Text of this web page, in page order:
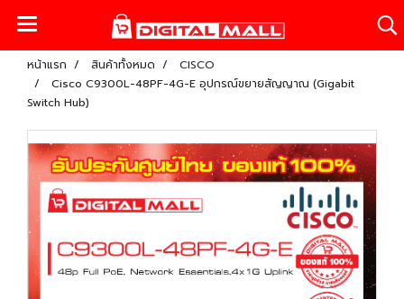
หน้าแรก สินค้าทั้งหมด
CISCO
Cisco C9300L-48PF-4G-E อุปกรณ์ขยายสัญญาณ (Gigabit
Switch Hub)